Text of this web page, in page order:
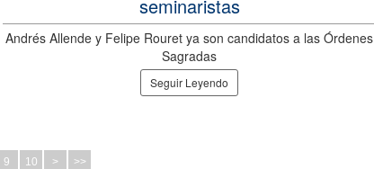
seminaristas
Andrés Allende y Felipe Rouret ya son candidatos a las Órdenes
Sagradas
Seguir Leyendo
9 10 > >>